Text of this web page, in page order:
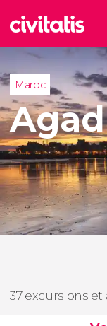
Maroc
37 excursions